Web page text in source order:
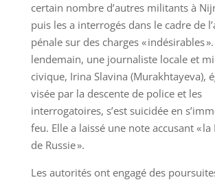
certain nombre d’autres militants à
puis les a interrogés dans le cadre de
pénale sur des charges « indésirables
lendemain, une journaliste locale et
civique, Irina Slavina (Murakhtayeva),
visée par la descente de police et les
interrogatoires, s’est suicidée en
feu. Elle a laissé une note accusant «
de Russie ».
Les autorités ont engagé des